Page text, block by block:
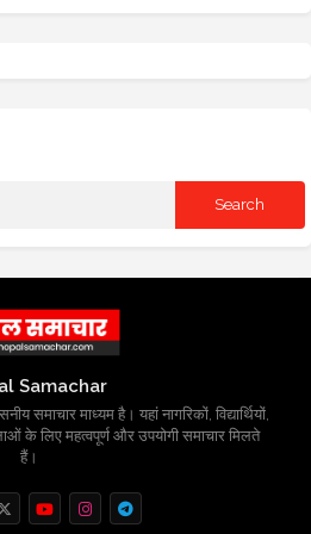
Samachar
समाचार माध्यम है। यहां नागरिकों, विद्यार्थियों,
के लिए महत्वपूर्ण और उपयोगी समाचार मिलते
हैं।